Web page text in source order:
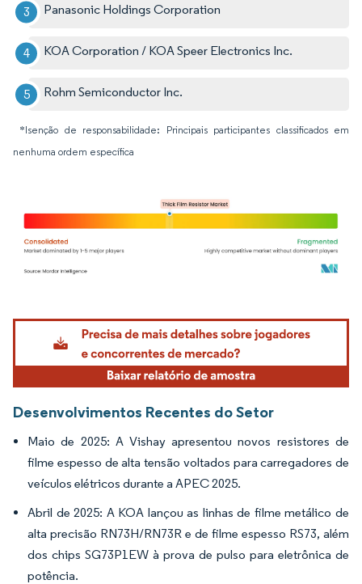
Panasonic Holdings Corporation
KOA Corporation / KOA Speer Electronics Inc.
Rohm Semiconductor Inc.
*Isenção de responsabilidade: Principais participantes classificados em
nenhuma ordem específica
Imagem © Mordor Intelligence. O reuso requer atribuição conforme CC BY 4.0.
Desenvolvimentos Recentes do Setor
Maio de 2025: A Vishay apresentou novos resistores de
filme espesso de alta tensão voltados para carregadores de
veículos elétricos durante a APEC 2025.
Abril de 2025: A KOA lançou as linhas de filme metálico de
alta precisão RN73H/RN73R e de filme espesso RS73, além
dos chips SG73P1EW à prova de pulso para eletrônica de
potência.